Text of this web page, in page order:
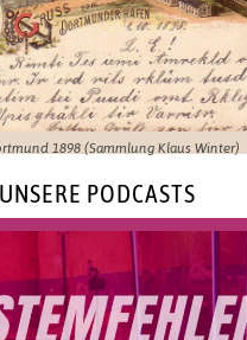
1898 (Sammlung Klaus Winter)
UNSERE PODCASTS